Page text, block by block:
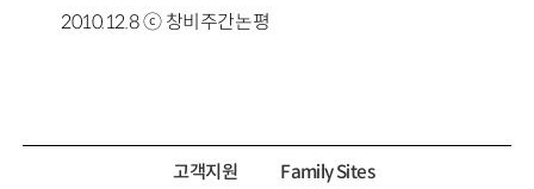
2010.12.8 ⓒ 창비주간논평
고객지원 Family Sites